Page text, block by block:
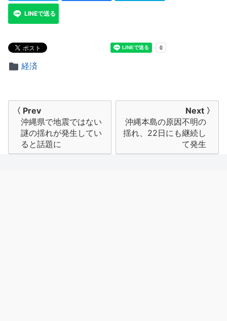
LINEで送る
経済
〈 Prev
沖縄県で地震ではない
謎の揺れが発生してい
ると話題に
Next 〉
沖縄本島の原因不明の
揺れ、22日にも継続し
て発生